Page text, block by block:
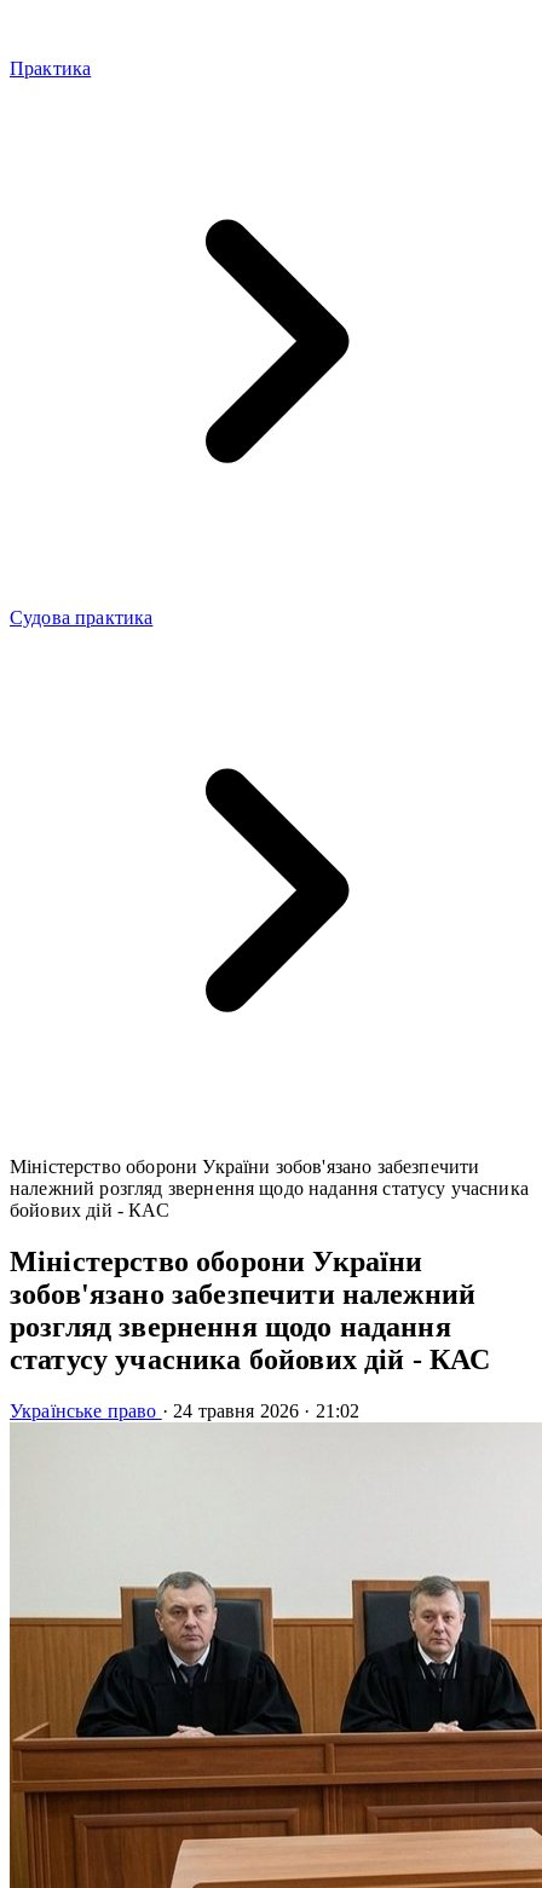
Практика
Судова практика
Міністерство оборони України зобов'язано забезпечити
належний розгляд звернення щодо надання статусу учасника
бойових дій - КАС
Міністерство оборони України
зобов'язано забезпечити належний
розгляд звернення щодо надання
статусу учасника бойових дій - КАС
Українське право · 24 травня 2026 · 21:02